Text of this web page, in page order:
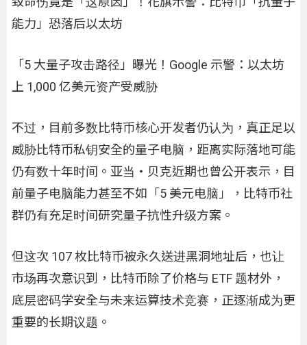
能力」恐落后以太坊
「5 大量子攻击路径」曝光！Google 示警：以太坊
上 1,000 亿美元资产受威胁
不过，目前多数比特币核心开发者仍认为，真正足以
威胁比特币私钥安全的量子电脑，距离实际落地可能
仍有数十年时间。亚当・贝克近期也曾公开表示，目
前量子电脑能力甚至不如「5 美元电脑」，比特币社
群仍有充足时间研究量子抗性升级方案。
但这次 107 枚比特币被永久送进黑洞地址后，也让
市场再次意识到，比特币除了价格与 ETF 题材外，
底层密码学安全与未来运算技术竞赛，正逐渐成为更
重要的长期议题。